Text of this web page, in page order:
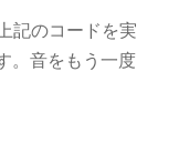
記のコードを実
。音をもう一度